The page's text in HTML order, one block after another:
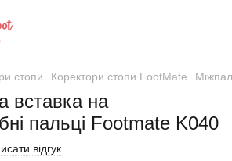
стопи Коректори стопи FootMate
вставка на
пальці Footmate K040
відгук